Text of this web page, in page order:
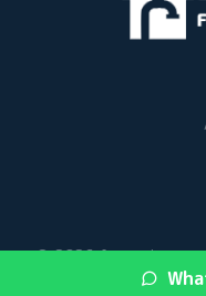
© 2026
fugas de agua